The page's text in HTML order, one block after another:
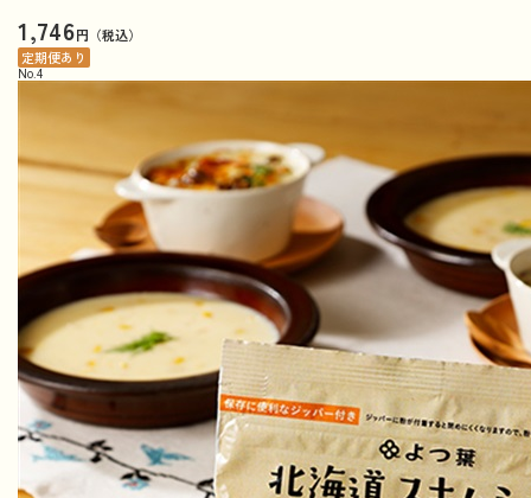
1,746円（税込）
定期便あり
No. 4